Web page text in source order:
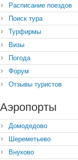
Расписание поездов
Поиск тура
Турфирмы
Визы
Погода
Форум
Отзывы туристов
Аэропорты
Домодедово
Шереметьево
Внуково